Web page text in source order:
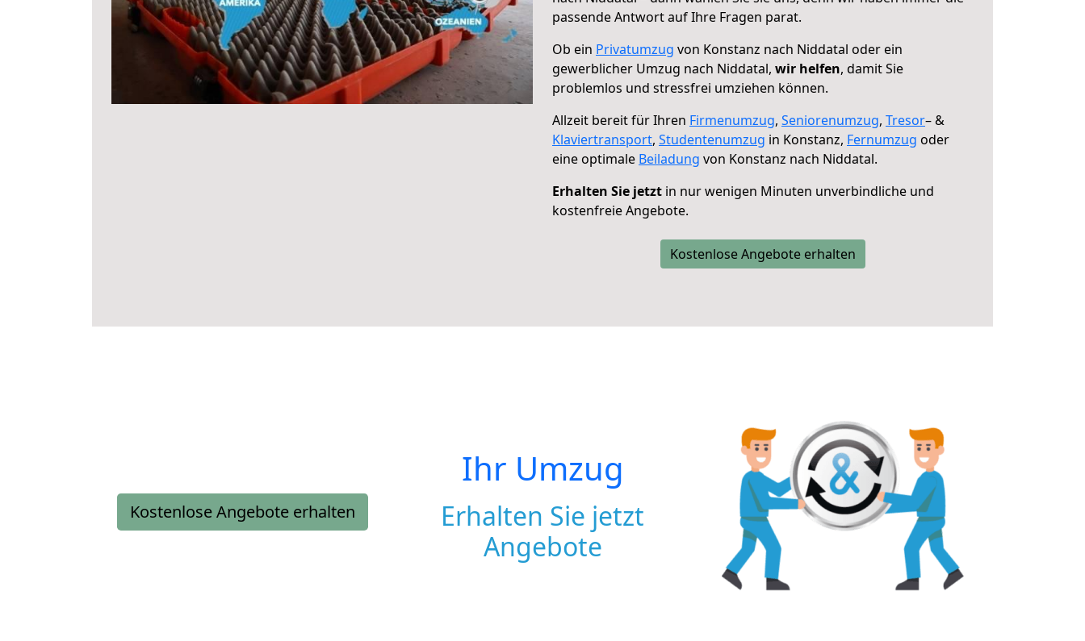
passende Antwort auf Ihre Fragen parat.
Ob ein Privatumzug von Konstanz nach Niddatal oder ein
gewerblicher Umzug nach Niddatal, wir helfen, damit Sie
problemlos und stressfrei umziehen können.
Allzeit bereit für Ihren Firmenumzug, Seniorenumzug, Tresor– &
Klaviertransport, Studentenumzug in Konstanz, Fernumzug oder
eine optimale Beiladung von Konstanz nach Niddatal.
Erhalten Sie jetzt in nur wenigen Minuten unverbindliche und
kostenfreie Angebote.
Kostenlose Angebote erhalten
Kostenlose Angebote erhalten
Ihr Umzug
Erhalten Sie jetzt
Angebote